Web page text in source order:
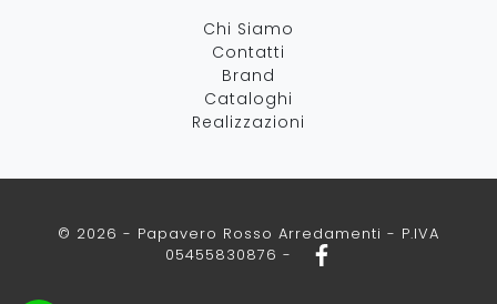
Chi Siamo
Contatti
Brand
Cataloghi
Realizzazioni
© 2026 - Papavero Rosso Arredamenti - P.IVA
05455830876 -